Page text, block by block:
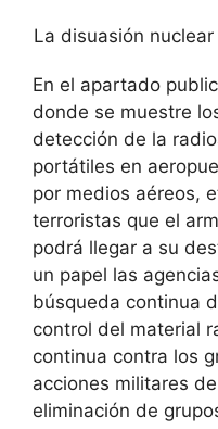
La disuasión
En el apartado
donde se muestre
detección de la
portátiles en
por medios aéreos,
terroristas que el
podrá llegar a su
un papel las
búsqueda continua
control del material
continua contra los
acciones militares
eliminación de